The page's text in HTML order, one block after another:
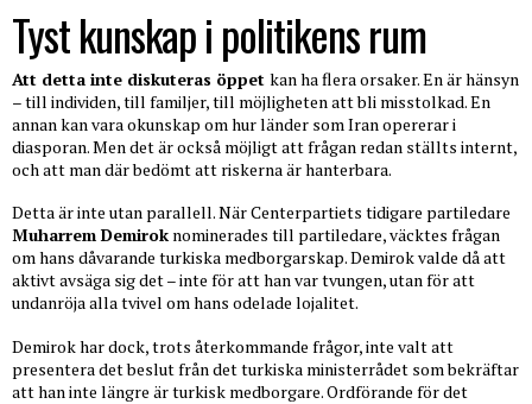
Tyst kunskap i politikens rum
Att detta inte diskuteras öppet kan ha flera orsaker. En är hänsyn
– till individen, till familjer, till möjligheten att bli misstolkad. En
annan kan vara okunskap om hur länder som Iran opererar i
diasporan. Men det är också möjligt att frågan redan ställts internt,
och att man där bedömt att riskerna är hanterbara.
Detta är inte utan parallell. När Centerpartiets tidigare partiledare
Muharrem Demirok nominerades till partiledare, väcktes frågan
om hans dåvarande turkiska medborgarskap. Demirok valde då att
aktivt avsäga sig det – inte för att han var tvungen, utan för att
undanröja alla tvivel om hans odelade lojalitet.
Demirok har dock, trots återkommande frågor, inte valt att
presentera det beslut från det turkiska ministerrådet som bekräftar
att han inte längre är turkisk medborgare. Ordförande för det